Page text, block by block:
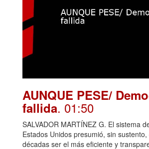
AUNQUE PESE/
fallida. 01:50
SALVADOR MARTÍNEZ G. El sistema
Estados Unidos presumió, sin
décadas ser el más eficiente y